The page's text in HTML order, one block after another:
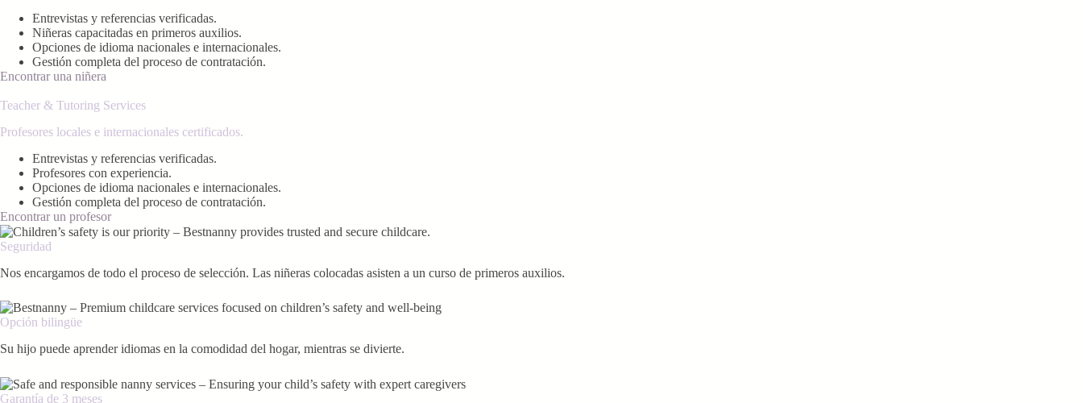
Entrevistas y referencias verificadas.
Niñeras capacitadas en primeros auxilios.
Opciones de idioma nacionales e internacionales.
Gestión completa del proceso de contratación.
Encontrar una niñera
Teacher & Tutoring Services
Profesores locales e internacionales certificados.
Entrevistas y referencias verificadas.
Profesores con experiencia.
Opciones de idioma nacionales e internacionales.
Gestión completa del proceso de contratación.
Encontrar un profesor
Seguridad
Nos encargamos de todo el proceso de selección. Las niñeras colocadas asisten a un curso de primeros auxilios.
Opción bilingüe
Su hijo puede aprender idiomas en la comodidad del hogar, mientras se divierte.
Garantía de 3 meses